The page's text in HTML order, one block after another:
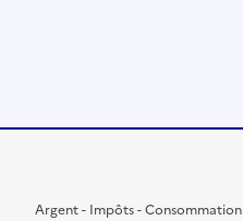
Argent - Impôts - Consommation